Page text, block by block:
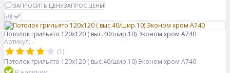
ЗАПРОСИТЬ ЦЕНУЗАПРОС ЦЕНЫ
Потолок грильято 120х120 ( выс.40/шир.10) Эконом хром А740
Артикул: -
(1)
Потолок грильято 120х120 ( выс.40/шир.10) Эконом хром А740